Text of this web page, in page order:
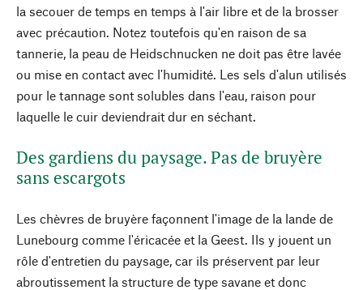
la secouer de temps en temps à l'air libre et de la brosser
avec précaution. Notez toutefois qu'en raison de sa
tannerie, la peau de Heidschnucken ne doit pas être lavée
ou mise en contact avec l'humidité. Les sels d'alun utilisés
pour le tannage sont solubles dans l'eau, raison pour
laquelle le cuir deviendrait dur en séchant.
Des gardiens du paysage. Pas de bruyère
sans escargots
Les chèvres de bruyère façonnent l'image de la lande de
Lunebourg comme l'éricacée et la Geest. Ils y jouent un
rôle d'entretien du paysage, car ils préservent par leur
abroutissement la structure de type savane et donc